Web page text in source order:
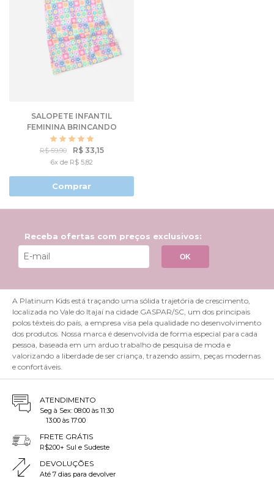
SALOPETE INFANTIL
FEMININA BRINCANDO
COM AS CORES
R$ 59,90 R$ 33,15
6x de R$ 5,82
Comprar
Receba ofertas com preços exclusivos:
OK
A Platinum Kids está traçando uma sólida trajetória de crescimento,
localizada no Vale do Itajaí na cidade GASPAR/SC, um dos principais
polos têxteis do país, a empresa visa pela qualidade no desenvolvimento
dos produtos. Nossa marca é desenvolvida de forma especial para cada
pessoa, baseada em um arduo trabalho de pesquisa de moda e
valorizando a liberdade de ser criança, trazendo assim, peças modernas
e confortáveis.
ATENDIMENTO
Seg à Sex: 08:00 às 11:30
13:00 às 17:00
FRETE GRÁTIS
R$200+ Sul e Sudeste
DEVOLUÇÕES
Até 7 dias para devolver